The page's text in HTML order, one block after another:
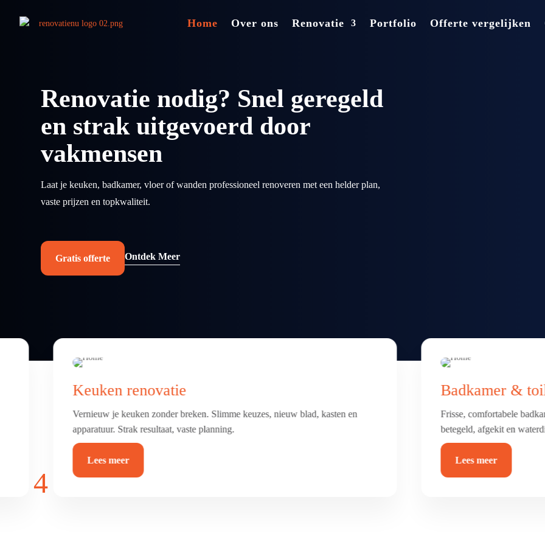
Home Over ons Renovatie Portfolio Offerte vergelijken
Renovatie nodig? Snel geregeld
en strak uitgevoerd door
vakmensen
Laat je keuken, badkamer, vloer of wanden professioneel renoveren met een helder plan,
vaste prijzen en topkwaliteit.
Gratis offerte Ontdek Meer
Badkamer & toilet renovatie
Frisse, comfortabele badkamer of toilet met luxe afwerking. Alles netjes
betegeld, afgekit en waterdicht.
Lees meer
Vloer renovatie
Nieuwe vloer nodig? Van
duurzaam en helemaal van
Lees meer
4